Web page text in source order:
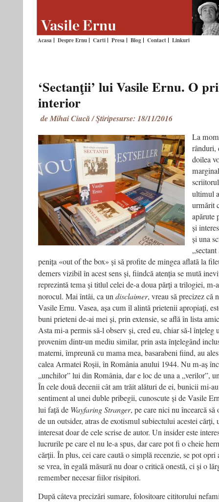
Acasa Despre Ernu Carti Presa Blog Contact Linkuri
‘Sectanţii’ lui Vasile Ernu. O
interior
de Mihai Ciucă / Ştiripesurse: 18/11/2016
La
rânduri,
doilea
ultimul
urmărit
apărute
și
și una
penița «out of the box» și să profite de mingea aflată la
demers vizibil în acest sens și, fiindcă atenția se mută
reprezintă tema și titlul celei de-a doua părți a trilogiei, m-
norocul. Mai întâi, ca undisclaimer, vreau să precizez că
Vasile Ernu. Vasea, așa cum îl alintă prietenii apropiați,
buni prieteni de-ai mei și, prin extensie, se află în lista
Asta mi-a permis să-l observ și, cred eu, chiar să-l înțeleg
provenim dintr-un mediu similar, prin asta înțelegând
materni, împreună cu mama mea, basarabeni fiind, au
calea Armatei Roșii, în România anului 1944. Nu m-aș
„unchilor” lui din România, dar e loc de una a „verilor”,
În cele două decenii cât am trăit alături de ei, bunicii mi-
sentiment al unei duble pribegii, cunoscute și de Vasile
lui față de Wayfaring Stranger, pe care nici nu încearcă să
de un outsider, atras de exotismul subiectului acestei cărți,
interesat doar de cele scrise de autor. Un insider este
lucrurile pe care el nu le-a spus, dar care pot fi o cheie
cărții. În plus, cei care caută o simplă recenzie, se pot
se vrea, în egală măsură nu doar o critică onestă, ci și o
remember necesar fiilor risipitori.
După câteva precizări sumare, folositoare cititorului